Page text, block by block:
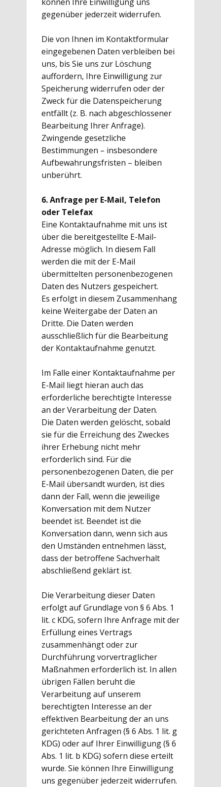
gegenüber jederzeit widerrufen.
Die von Ihnen im Kontaktformular
eingegebenen Daten verbleiben bei
uns, bis Sie uns zur Löschung
auffordern, Ihre Einwilligung zur
Speicherung widerrufen oder der
Zweck für die Datenspeicherung
entfällt (z. B. nach abgeschlossener
Bearbeitung Ihrer Anfrage).
Zwingende gesetzliche
Bestimmungen – insbesondere
Aufbewahrungsfristen – bleiben
unberührt.
6. Anfrage per E-Mail, Telefon
oder Telefax
Eine Kontaktaufnahme mit uns ist
über die bereitgestellte E-Mail-
Adresse möglich. In diesem Fall
werden die mit der E-Mail
übermittelten personenbezogenen
Daten des Nutzers gespeichert.
Es erfolgt in diesem Zusammenhang
keine Weitergabe der Daten an
Dritte. Die Daten werden
ausschließlich für die Bearbeitung
der Kontaktaufnahme genutzt.
Im Falle einer Kontaktaufnahme per
E-Mail liegt hieran auch das
erforderliche berechtigte Interesse
an der Verarbeitung der Daten.
Die Daten werden gelöscht, sobald
sie für die Erreichung des Zweckes
ihrer Erhebung nicht mehr
erforderlich sind. Für die
personenbezogenen Daten, die per
E-Mail übersandt wurden, ist dies
dann der Fall, wenn die jeweilige
Konversation mit dem Nutzer
beendet ist. Beendet ist die
Konversation dann, wenn sich aus
den Umständen entnehmen lässt,
dass der betroffene Sachverhalt
abschließend geklärt ist.
Die Verarbeitung dieser Daten
erfolgt auf Grundlage von § 6 Abs. 1
lit. c KDG, sofern Ihre Anfrage mit der
Erfüllung eines Vertrags
zusammenhängt oder zur
Durchführung vorvertraglicher
Maßnahmen erforderlich ist. In allen
übrigen Fällen beruht die
Verarbeitung auf unserem
berechtigten Interesse an der
effektiven Bearbeitung der an uns
gerichteten Anfragen (§ 6 Abs. 1 lit. g
KDG) oder auf Ihrer Einwilligung (§ 6
Abs. 1 lit. b KDG) sofern diese erteilt
wurde. Sie können Ihre Einwilligung
uns gegenüber jederzeit widerrufen.